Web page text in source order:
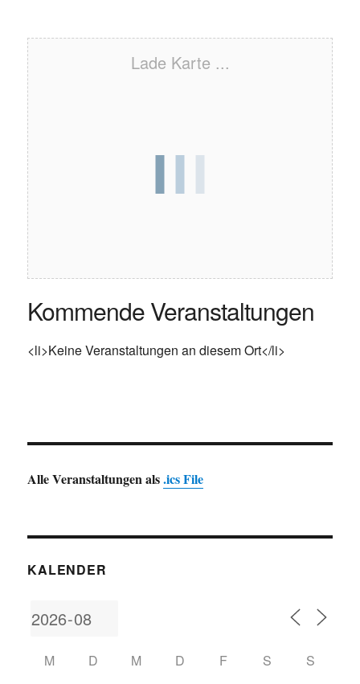
Lade Karte ...
Kommende Veranstaltungen
<li>Keine Veranstaltungen an diesem Ort</li>
Alle Veranstaltungen als.ics File
KALENDER
M D M D F S
S